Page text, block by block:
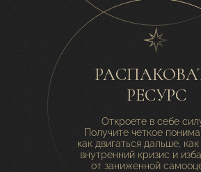
Откроете в себе
Получите четкое
как двигаться дальше,
внутренний кризис и
от заниженной
РЕСУРС